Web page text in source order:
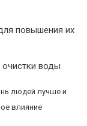
повышения их
воды
людей лучше и
влияние